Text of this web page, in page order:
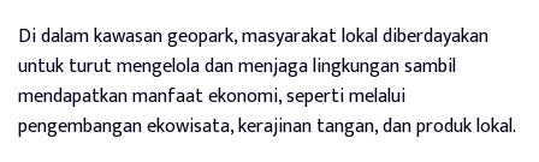
Di dalam kawasan geopark, masyarakat lokal diberdayakan
untuk turut mengelola dan menjaga lingkungan sambil
mendapatkan manfaat ekonomi, seperti melalui
pengembangan ekowisata, kerajinan tangan, dan produk lokal.